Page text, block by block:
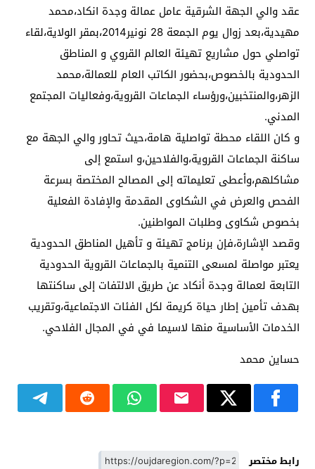
عقد والي الجهة الشرقية عامل عمالة وجدة انكاد،محمد
مهيدية،بعد زوال يوم الجمعة 28 نونير2014،بمقر الولاية،لقاء
تواصلي حول مشاريع تهيئة العالم القروي و المناطق
الحدودية بالخصوص،بحضور الكاتب العام للعمالة،محمد
الزهر،والمنتخبين،ورؤساء الجماعات القروية،وفعاليات المجتمع
المدني.
و كان اللقاء محطة تواصلية هامة،حيث تحاور والي الجهة مع
ساكنة الجماعات القروية،والفلاحين،و استمع إلى
مشاكلهم،وأعطى تعليماته إلى المصالح المختصة بسرعة
الفحص والعرض في الشكاوى المقدمة والإفادة الفعلية
بخصوص شكاوى وطلبات المواطنين.
وقصد الإشارة،فإن برنامج تهيئة و تأهيل المناطق الحدودية
يعتبر مواصلة لمسعى التنمية بالجماعات القروية الحدودية
التابعة لعمالة وجدة أنكاد عن طريق الالتفات إلى ساكنتها
بهدف تأمين إطار حياة كريمة لكل الفئات الاجتماعية،وتقريب
الخدمات الأساسية منها لاسيما في في المجال الفلاحي.
حساين محمد
رابط مختصر